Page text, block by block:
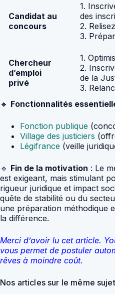
Candidat au
concours
1.
des
2.
3.
Chercheur
d’emploi
privé
1.
2.
de la
3.
🔹 Fonctionnalités
Fonction publique
Village des justiciers
Légifrance (veille
🔹 Fin de la motivation : Le
est exigeant, mais stimulant
rigueur juridique et impact
quête de stabilité ou du
une préparation méthodique
la différence.
Merci d’avoir lu cet article.
vous permet de postuler
rêves à moindre coût.
Nos articles sur le même